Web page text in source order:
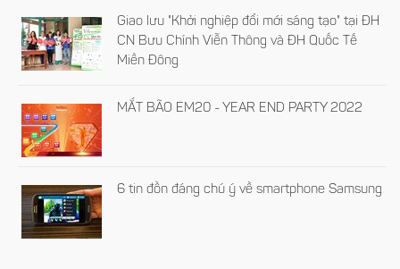
Giao lưu "Khởi nghiệp đổi mới sáng tạo" tại ĐH
CN Bưu Chính Viễn Thông và ĐH Quốc Tế
Miền Đông
MẮT BÃO EM20 - YEAR END PARTY 2022
6 tin đồn đáng chú ý về smartphone Samsung